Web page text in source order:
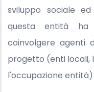
sviluppo sociale
questa entità ha
coinvolgere agenti
progetto (enti locali,
l'occupazione entità)